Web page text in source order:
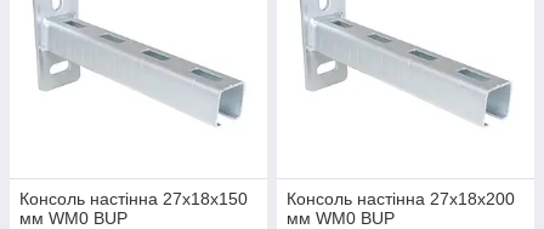
Консоль настінна 27x18х150
мм WM0 BUP
Консоль настінна 27x18х200
мм WM0 BUP